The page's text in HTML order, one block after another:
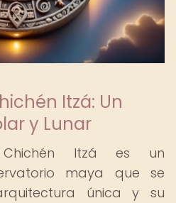
Itzá: Un
y Lunar
Itzá es un
maya que se
única y su